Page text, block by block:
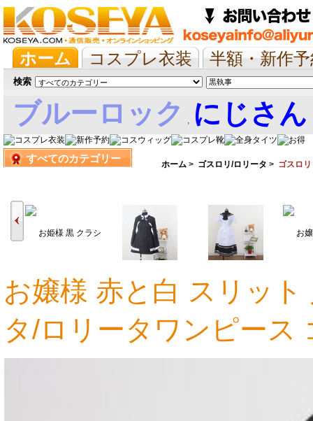
ホーム コスプレ衣装
半額・新作
抱き枕/布団/シーツ
ツイステ ウマ
検索
ブルーロック , にじさ
娘すべてのカテゴリー ホーム > ゴスロリ/ロリータ > ゴスロ
21,591円 18,311円
お嬢様 赤と白 スリッ
タ/ロリータワンピース